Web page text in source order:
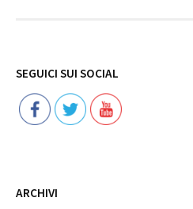
SEGUICI SUI SOCIAL
ARCHIVI